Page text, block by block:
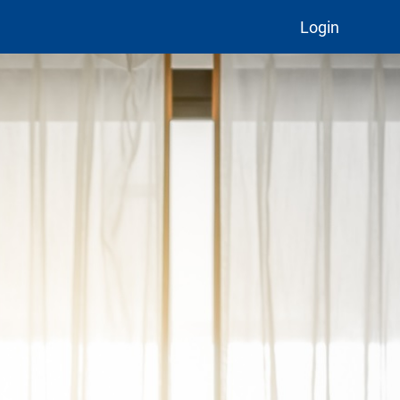
Login